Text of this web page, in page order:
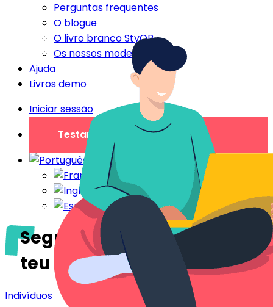
Perguntas frequentes
O blogue
O livro branco StyQR
Os nossos modelos StyQR
Ajuda
Livros demo
Iniciar sessão
Testar gratuitamente
Segurança das crianças no
teu imóvel alugado
Indivíduos